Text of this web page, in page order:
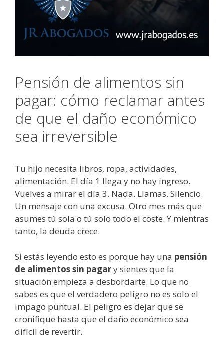
Pensión de alimentos sin
pagar: cómo reclamar antes
de que el daño económico
sea irreversible
Tu hijo necesita libros, ropa, actividades,
alimentación. El día 1 llega y no hay ingreso.
Vuelves a mirar el día 3. Nada. Llamas. Silencio.
Un mensaje con una excusa. Otro mes más que
asumes tú sola o tú solo todo el coste. Y mientras
tanto, la deuda crece.
Si estás leyendo esto es porque hay una pensión
de alimentos sin pagary sientes que la
situación empieza a desbordarte. Lo que no
sabes es que el verdadero peligro no es solo el
impago puntual. El peligro es dejar que se
cronifique hasta que el daño económico sea
difícil de revertir.